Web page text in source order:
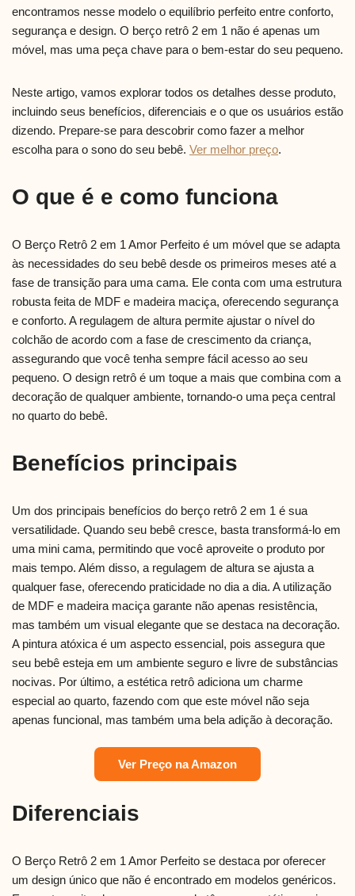
encontramos nesse modelo o equilíbrio perfeito entre conforto,
segurança e design. O berço retrô 2 em 1 não é apenas um
móvel, mas uma peça chave para o bem-estar do seu pequeno.
Neste artigo, vamos explorar todos os detalhes desse produto,
incluindo seus benefícios, diferenciais e o que os usuários estão
dizendo. Prepare-se para descobrir como fazer a melhor
escolha para o sono do seu bebê. Ver melhor preço.
O que é e como funciona
O Berço Retrô 2 em 1 Amor Perfeito é um móvel que se adapta
às necessidades do seu bebê desde os primeiros meses até a
fase de transição para uma cama. Ele conta com uma estrutura
robusta feita de MDF e madeira maciça, oferecendo segurança
e conforto. A regulagem de altura permite ajustar o nível do
colchão de acordo com a fase de crescimento da criança,
assegurando que você tenha sempre fácil acesso ao seu
pequeno. O design retrô é um toque a mais que combina com a
decoração de qualquer ambiente, tornando-o uma peça central
no quarto do bebê.
Benefícios principais
Um dos principais benefícios do berço retrô 2 em 1 é sua
versatilidade. Quando seu bebê cresce, basta transformá-lo em
uma mini cama, permitindo que você aproveite o produto por
mais tempo. Além disso, a regulagem de altura se ajusta a
qualquer fase, oferecendo praticidade no dia a dia. A utilização
de MDF e madeira maciça garante não apenas resistência,
mas também um visual elegante que se destaca na decoração.
A pintura atóxica é um aspecto essencial, pois assegura que
seu bebê esteja em um ambiente seguro e livre de substâncias
nocivas. Por último, a estética retrô adiciona um charme
especial ao quarto, fazendo com que este móvel não seja
apenas funcional, mas também uma bela adição à decoração.
Ver Preço na Amazon
Diferenciais
O Berço Retrô 2 em 1 Amor Perfeito se destaca por oferecer
um design único que não é encontrado em modelos genéricos.